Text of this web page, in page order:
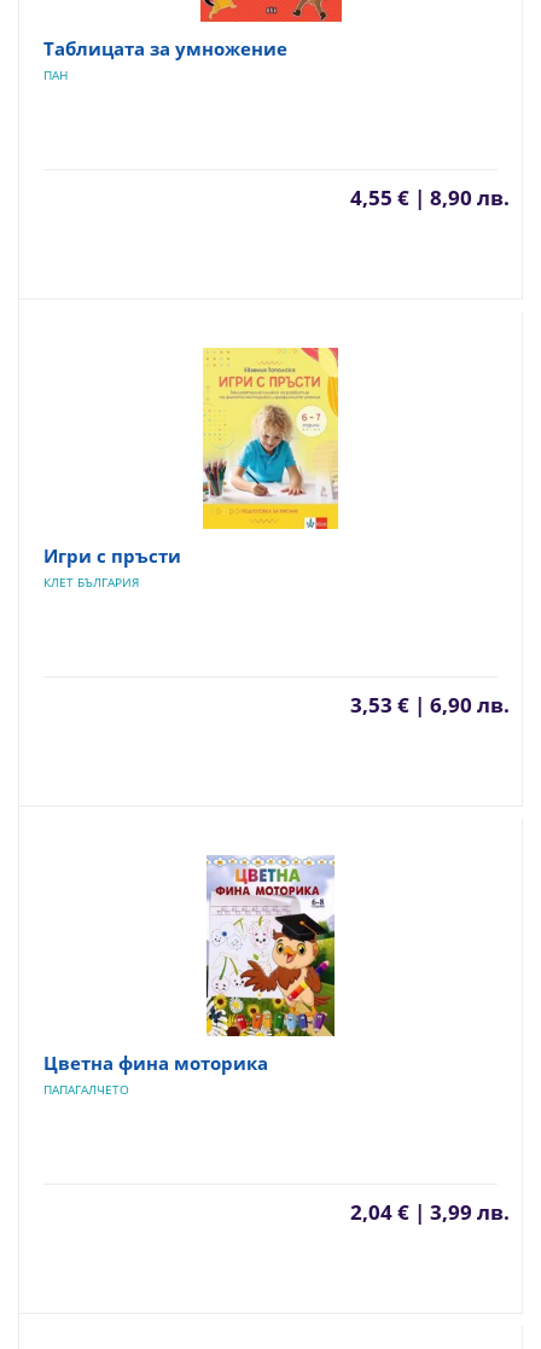
Таблицата за умножение
ПАН
4,55 € | 8,90 лв.
Игри с пръсти
КЛЕТ БЪЛГАРИЯ
3,53 € | 6,90 лв.
Цветна фина моторика
ПАПАГАЛЧЕТО
2,04 € | 3,99 лв.